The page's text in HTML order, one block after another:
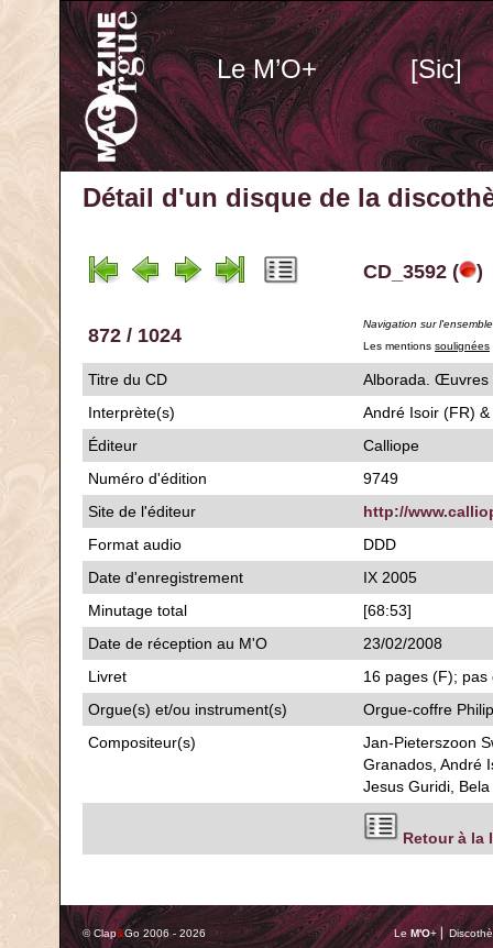
Le M’O+ [Sic]
Détail d'un disque de la
CD_3592 ( )
872 / 1024
Navigation sur
Les mentions soulignées
Titre du CD
Alborada.
Interprète(s)
André Isoir (FR)
Éditeur
Calliope
Numéro d'édition
9749
Site de l'éditeur
http://
Format audio
DDD
Date d'enregistrement
IX 2005
Minutage total
[68:53]
Date de réception au M'O
23/02/2008
Livret
16 pages (F);
Orgue(s) et/ou instrument(s)
Orgue-coffre
Compositeur(s)
Jan-Pieterszoon
Granados, André
Jesus Guridi,
Retour à la
© Clap&Go 2006 - 2026 Le M'O+ ⎢